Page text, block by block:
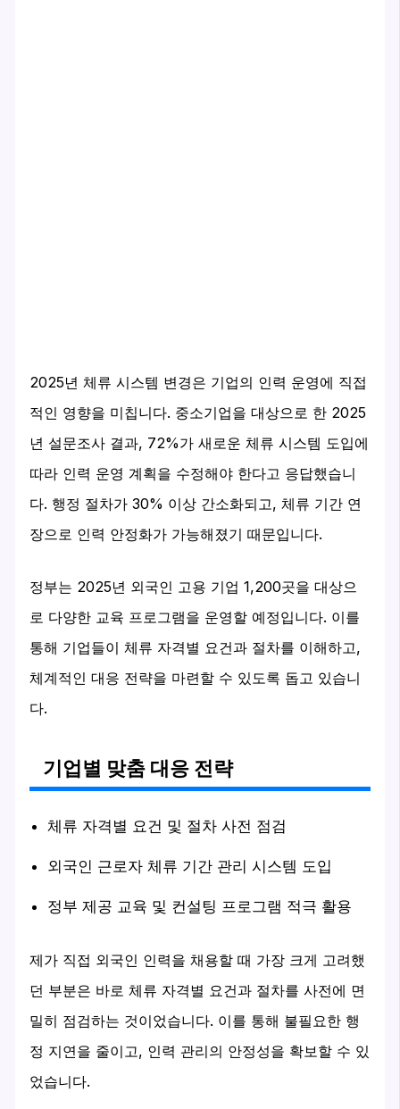
2025년 체류 시스템 변경은 기업의 인력 운영에 직접
적인 영향을 미칩니다. 중소기업을 대상으로 한 2025
년 설문조사 결과, 72%가 새로운 체류 시스템 도입에
따라 인력 운영 계획을 수정해야 한다고 응답했습니
다. 행정 절차가 30% 이상 간소화되고, 체류 기간 연
장으로 인력 안정화가 가능해졌기 때문입니다.
정부는 2025년 외국인 고용 기업 1,200곳을 대상으
로 다양한 교육 프로그램을 운영할 예정입니다. 이를
통해 기업들이 체류 자격별 요건과 절차를 이해하고,
체계적인 대응 전략을 마련할 수 있도록 돕고 있습니
다.
기업별 맞춤 대응 전략
체류 자격별 요건 및 절차 사전 점검
외국인 근로자 체류 기간 관리 시스템 도입
정부 제공 교육 및 컨설팅 프로그램 적극 활용
제가 직접 외국인 인력을 채용할 때 가장 크게 고려했
던 부분은 바로 체류 자격별 요건과 절차를 사전에 면
밀히 점검하는 것이었습니다. 이를 통해 불필요한 행
정 지연을 줄이고, 인력 관리의 안정성을 확보할 수 있
었습니다.